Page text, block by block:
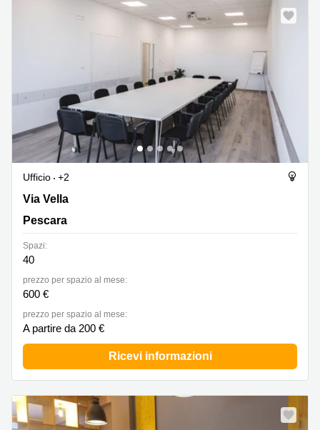
Ufficio
+2
Via Vella 24, Pescara
Via Vella
Pescara
Spazi:
40
prezzo per spazio al mese:
600 €
prezzo per spazio al mese:
A partire da 200 €
Ricevi informazioni